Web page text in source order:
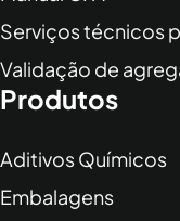
Serviços técnicos
Validação de
Produtos
Aditivos Químicos
Embalagens